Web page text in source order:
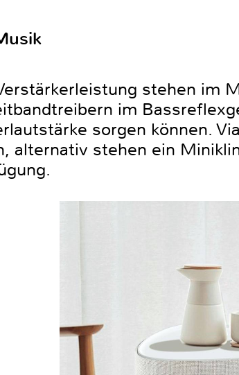
stehen im
im
sorgen können.
alternativ stehen ein